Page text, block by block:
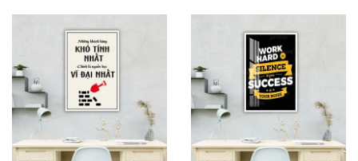
Tranh dự án trang trí văn phòng tập đoàn Zamil